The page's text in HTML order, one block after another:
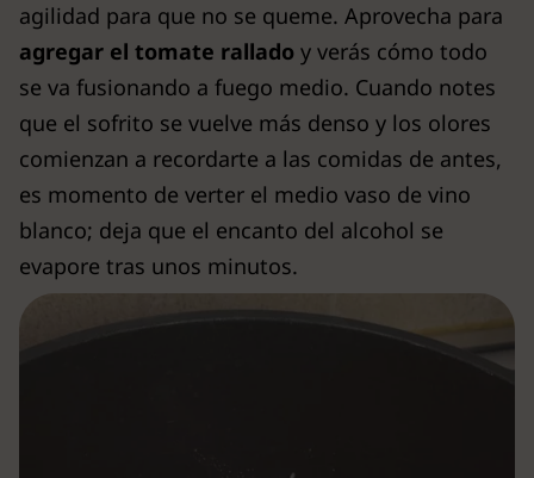
agilidad para que no se queme. Aprovecha para
agregar el tomate rallado y verás cómo todo
se va fusionando a fuego medio. Cuando notes
que el sofrito se vuelve más denso y los olores
comienzan a recordarte a las comidas de antes,
es momento de verter el medio vaso de vino
blanco; deja que el encanto del alcohol se
evapore tras unos minutos.